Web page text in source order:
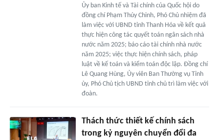
Ủy ban Kinh tế và Tài chính của Quốc hội do
đồng chí Phạm Thúy Chinh, Phó Chủ nhiệm đã
làm việc với UBND tỉnh Thanh Hóa về kết quả
thực hiện công tác quyết toán ngân sách nhà
nước năm 2025; báo cáo tài chính nhà nước
năm 2025; việc thực hiện chính sách, pháp
luật về kế toán và kiểm toán độc lập. Đồng chí
Lê Quang Hùng, Ủy viên Ban Thường vụ Tỉnh
ủy, Phó Chủ tịch UBND tỉnh chủ trì làm việc với
đoàn.
Thách thức thiết kế chính sách
trong kỷ nguyên chuyển đổi đa